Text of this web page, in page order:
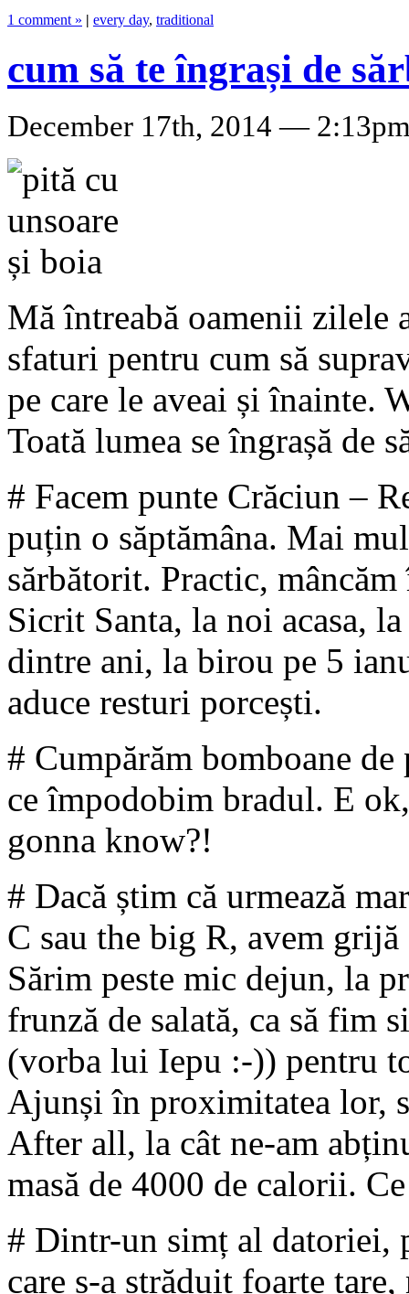
1 comment » | every day, traditional
cum să te îngrași de
December 17th, 2014 —
Mă întreabă oamenii zilele
sfaturi pentru cum să
pe care le aveai și înainte.
Toată lumea se îngrașă de
# Facem punte Crăciun –
puțin o săptămâna. Mai
sărbătorit. Practic,
Sicrit Santa, la noi acasa,
dintre ani, la birou pe 5
aduce resturi porcești.
# Cumpărăm bomboane
ce împodobim bradul. E
gonna know?!
# Dacă știm că urmează
C sau the big R, avem
Sărim peste mic dejun, la
frunză de salată, ca să fim
(vorba lui Iepu :-)) pentru
Ajunși în proximitatea lor,
After all, la cât ne-am
masă de 4000 de calorii.
# Dintr-un simț al datoriei,
care s-a străduit foarte